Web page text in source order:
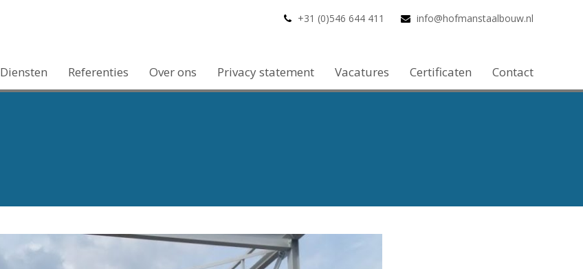
+31 (0)546 644 411 info@hofmanstaalbouw.nl
Diensten Referenties Over ons Privacy statement Vacatures Certificaten Contact